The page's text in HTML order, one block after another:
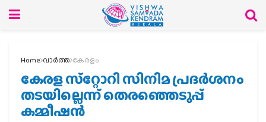
Home വാര്‍ത്ത കേരളം
കേരള സ്‌റ്റോറി സിനിമ പ്രദര്‍ശനം
തടയില്ലെന്ന് തെരഞ്ഞെടുപ്പ്
കമ്മീഷന്‍